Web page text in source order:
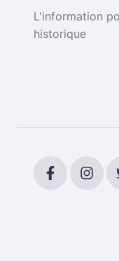
L'information
historique